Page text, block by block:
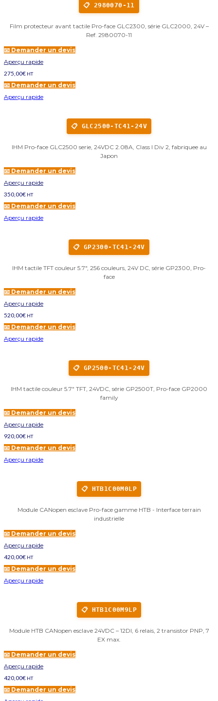
📋 2980070-11
Film protecteur avant tactile Pro-face GLC2300, série GLC2000, 24V –
Ref. 2980070-11
📧 Demander un devis
Aperçu rapide
275,00€ HT
📧 Demander un devis
Aperçu rapide
📋 GLC2500-TC41-24V
IHM Pro-face GLC2500 serie, 24VDC 2.08A, Class I Div 2, fabriquee au
Japon
📧 Demander un devis
Aperçu rapide
350,00€ HT
📧 Demander un devis
Aperçu rapide
📋 GP2300-TC41-24V
IHM tactile TFT couleur 5.7", 256 couleurs, 24V DC, série GP2300, Pro-
face
📧 Demander un devis
Aperçu rapide
520,00€ HT
📧 Demander un devis
Aperçu rapide
📋 GP2500-TC41-24V
IHM tactile couleur 5.7" TFT, 24VDC, série GP2500T, Pro-face GP2000
family
📧 Demander un devis
Aperçu rapide
920,00€ HT
📧 Demander un devis
Aperçu rapide
📋 HTB1C00M0LP
Module CANopen esclave Pro-face gamme HTB - Interface terrain
industrielle
📧 Demander un devis
Aperçu rapide
420,00€ HT
📧 Demander un devis
Aperçu rapide
📋 HTB1C00M9LP
Module HTB CANopen esclave 24VDC – 12DI, 6 relais, 2 transistor PNP, 7
EX max.
📧 Demander un devis
Aperçu rapide
420,00€ HT
📧 Demander un devis